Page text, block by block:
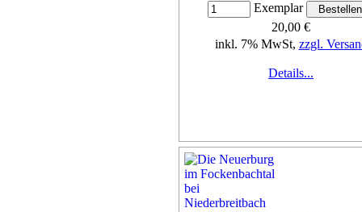
Exemplar
20,00 €
inkl. 7% MwSt, zzgl.
Details...